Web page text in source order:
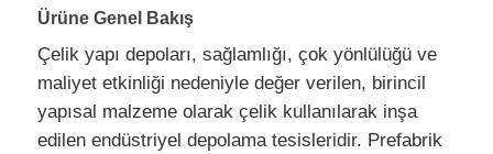
Bizimle İletişim
Haberler
Ürüne Genel Bakış
Çelik yapı depoları, sağlamlığı, çok yönlülüğü ve
maliyet etkinliği nedeniyle değer verilen, birincil
yapısal malzeme olarak çelik kullanılarak inşa
edilen endüstriyel depolama tesisleridir. Prefabrik